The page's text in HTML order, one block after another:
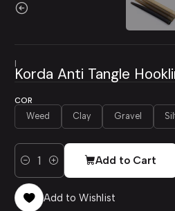
|
Korda Anti Tangle
COR
Weed Clay Gravel
Quantity Add to Cart
Add to Wishlist